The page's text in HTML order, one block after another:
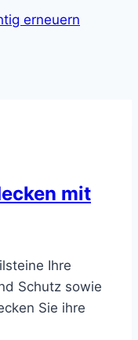
erneuern
mit
Ihre
Schutz sowie
Sie ihre